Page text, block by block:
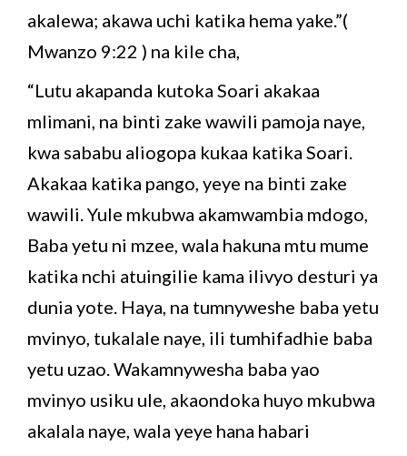
akalewa; akawa uchi katika hema yake.”(
Mwanzo 9:22 ) na kile cha,
“Lutu akapanda kutoka Soari akakaa
mlimani, na binti zake wawili pamoja naye,
kwa sababu aliogopa kukaa katika Soari.
Akakaa katika pango, yeye na binti zake
wawili. Yule mkubwa akamwambia mdogo,
Baba yetu ni mzee, wala hakuna mtu mume
katika nchi atuingilie kama ilivyo desturi ya
dunia yote. Haya, na tumnyweshe baba yetu
mvinyo, tukalale naye, ili tumhifadhie baba
yetu uzao. Wakamnywesha baba yao
mvinyo usiku ule, akaondoka huyo mkubwa
akalala naye, wala yeye hana habari